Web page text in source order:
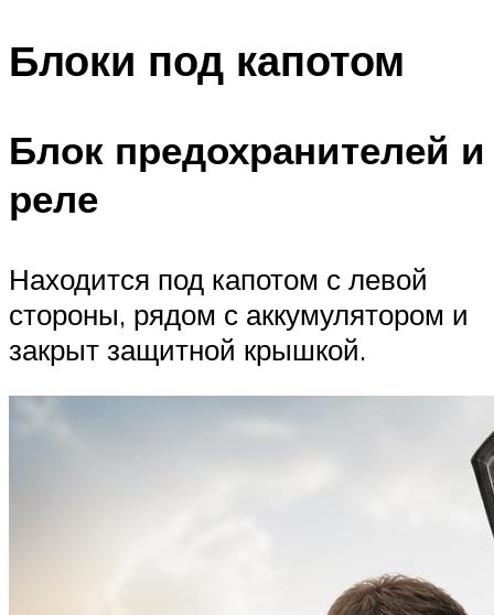
Блоки под капотом
Блок предохранителей и
реле
Находится под капотом с левой
стороны, рядом с аккумулятором и
закрыт защитной крышкой.